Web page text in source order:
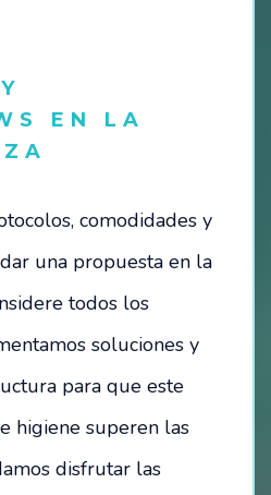
EN LA
comodidades y
una propuesta en la
todos los
soluciones y
para que este
higiene superen las
disfrutar las